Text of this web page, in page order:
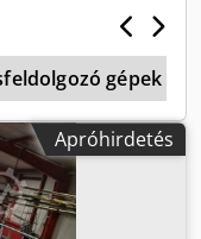
gépek
Apróhirdetés